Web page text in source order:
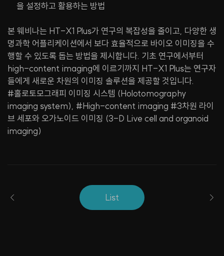
을 설정하고 활용하는 방법
본 웨비나는 HT-X1 Plus가 연구의 복잡성을 줄이고, 다양한 생
명과학 어플리케이션에서 보다 효율적으로 바이오 이미징을 수
행할 수 있도록 돕는 방법을 제시합니다. 기초 연구에서부터
high-content imaging에 이르기까지 HT-X1 Plus는 연구자
들에게 새로운 차원의 이미징 솔루션을 제공할 것입니다.
#홀로토모그래피 이미징 시스템 (Holotomography
imaging system), #High-content imaging #3차원 라이
브 세포와 오가노이드 이미징 (3-D Live cell and organoid
imaging)
List